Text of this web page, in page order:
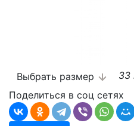
Выбрать размер
33
Поделиться в соц сетях